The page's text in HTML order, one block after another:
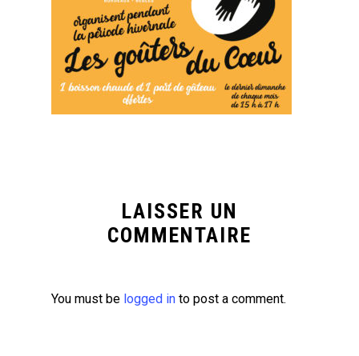
LAISSER UN
COMMENTAIRE
You must be logged in to post a comment.